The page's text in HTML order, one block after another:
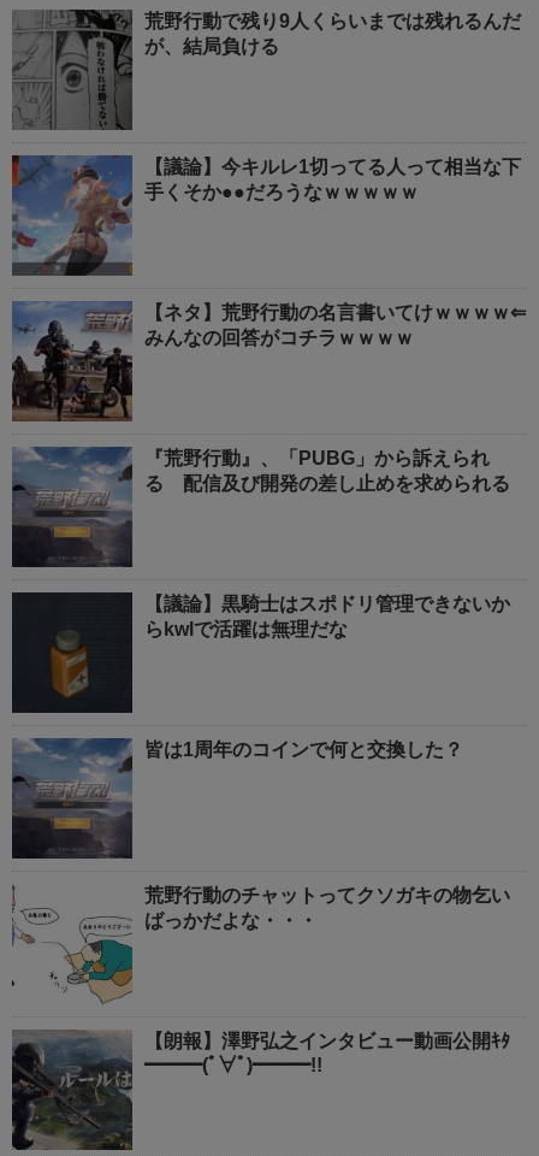
荒野行動で残り9人くらいまでは残れるんだ
が、結局負ける
【議論】今キルレ1切ってる人って相当な下
手くそか●●だろうなｗｗｗｗｗ
【ネタ】荒野行動の名言書いてけｗｗｗｗ⇐
みんなの回答がコチラｗｗｗｗ
『荒野行動』、「PUBG」から訴えられ
る 配信及び開発の差し止めを求められる
【議論】黒騎士はスポドリ管理できないか
らkwlで活躍は無理だな
皆は1周年のコインで何と交換した？
荒野行動のチャットってクソガキの物乞い
ばっかだよな・・・
【朗報】澤野弘之インタビュー動画公開ｷﾀ
━━━(ﾟ∀ﾟ)━━━!!